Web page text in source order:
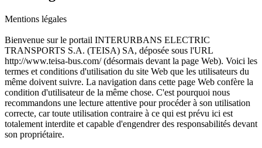
Mentions légales
Bienvenue sur le portail INTERURBANS ELECTRIC
TRANSPORTS S.A. (TEISA) SA, déposée sous l'URL
http://www.teisa-bus.com/ (désormais devant la page Web). Voici les
termes et conditions d'utilisation du site Web que les utilisateurs du
même doivent suivre. La navigation dans cette page Web confère la
condition d'utilisateur de la même chose. C'est pourquoi nous
recommandons une lecture attentive pour procéder à son utilisation
correcte, car toute utilisation contraire à ce qui est prévu ici est
totalement interdite et capable d'engendrer des responsabilités devant
son propriétaire.